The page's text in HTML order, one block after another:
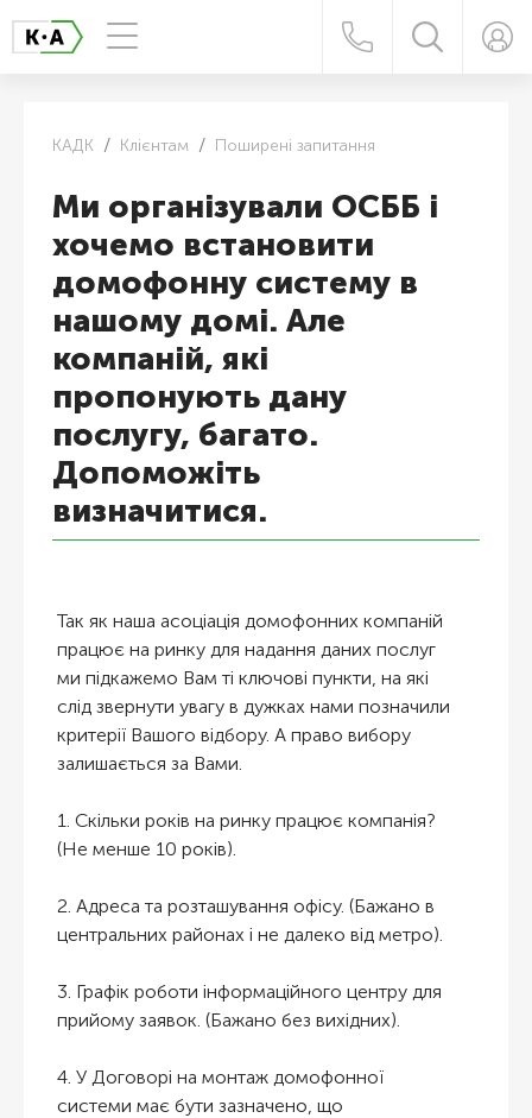
КАДК Клієнтам Поширені запитання
Ми організували ОСББ і
хочемо встановити
домофонну систему в
нашому домі. Але
компаній, які
пропонують дану
послугу, багато.
Допоможіть
визначитися.
Так як наша асоціація домофонних компаній
працює на ринку для надання даних послуг
ми підкажемо Вам ті ключові пункти, на які
слід звернути увагу в дужках нами позначили
критерії Вашого відбору. А право вибору
залишається за Вами.
1. Скільки років на ринку працює компанія?
(Не менше 10 років).
2. Адреса та розташування офісу. (Бажано в
центральних районах і не далеко від метро).
3. Графік роботи інформаційного центру для
прийому заявок. (Бажано без вихідних).
4. У Договорі на монтаж домофонної
системи має бути зазначено, що